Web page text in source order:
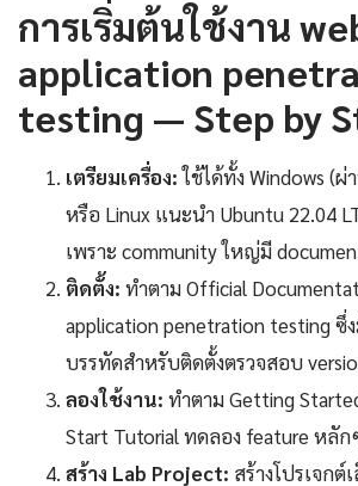
การเริ่มต้นใช้งาน
application
testing — Step by
เตรียมเครื่อง:ใช้ได้ทั้ง Windows (ผ่
หรือ Linux แนะนำ Ubuntu 22.04
เพราะ community ใหญ่มี
ติดตั้ง: ทำตาม Official
application penetration testing ซึ่
บรรทัดสำหรับติดตั้งตรวจสอบ
ลองใช้งาน: ทำตาม Getting
Start Tutorial ทดลอง feature หลั
สร้าง Lab Project: สร้างโปรเจก